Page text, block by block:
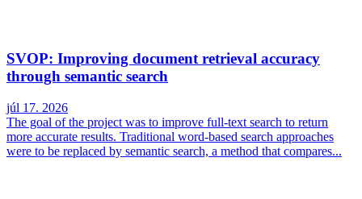
SVOP: Improving document retrieval accuracy
through semantic search
júl 17. 2026
The goal of the project was to improve full-text search to return
more accurate results. Traditional word-based search approaches
were to be replaced by semantic search, a method that compares...